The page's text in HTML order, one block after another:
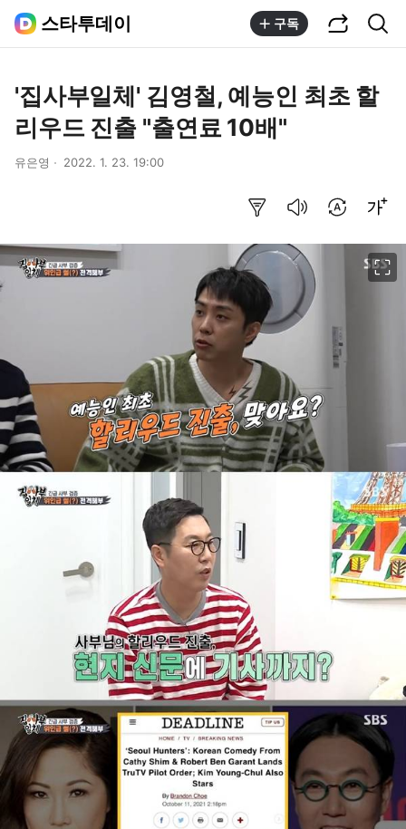
스타투데이 구독
'집사부일체' 김영철, 예능인 최초 할
리우드 진출 "출연료 10배"
유은영 2022. 1. 23. 19:00